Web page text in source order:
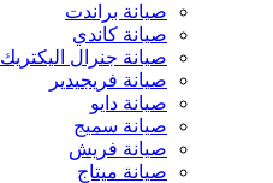
صيانة براندت
صيانة كاندي
صيانة جنرال اليكتريك
صيانة فريجيدير
صيانة دايو
صيانة سميج
صيانة فريش
صيانة ميتاج